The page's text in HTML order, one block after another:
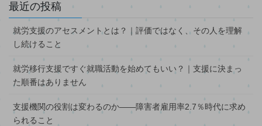
最近の投稿
就労支援のアセスメントとは？｜評価ではなく、その人を理解
し続けること
就労移行支援ですぐ就職活動を始めてもいい？｜支援に決まっ
た順番はありません
支援機関の役割は変わるのか――障害者雇用率2.7％時代に求め
られること